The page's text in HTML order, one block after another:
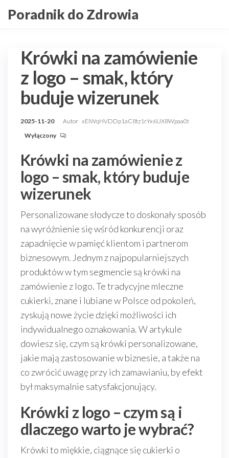
doPoradnik do Zdrowia
Krówki na zamówienie
z logo – smak, który
buduje wizerunek
2025-11-20 Autor xEIWqHVDDp1aC8tz1rYx6UX8Wpaa0t
Wyłączony
Krówki na zamówienie z
logo – smak, który buduje
wizerunek
Personalizowane słodycze to doskonały sposób
na wyróżnienie się wśród konkurencji oraz
zapadnięcie w pamięć klientom i partnerom
biznesowym. Jednym z najpopularniejszych
produktów w tym segmencie są krówki na
zamówienie z logo. Te tradycyjne mleczne
cukierki, znane i lubiane w Polsce od pokoleń,
zyskują nowe życie dzięki możliwości ich
indywidualnego oznakowania. W artykule
dowiesz się, czym są krówki personalizowane,
jakie mają zastosowanie w biznesie, a także na
co zwrócić uwagę przy ich zamawianiu, by efekt
był maksymalnie satysfakcjonujący.
Krówki z logo – czym są i
dlaczego warto je wybrać?
Krówki to miękkie, ciągnące się cukierki o